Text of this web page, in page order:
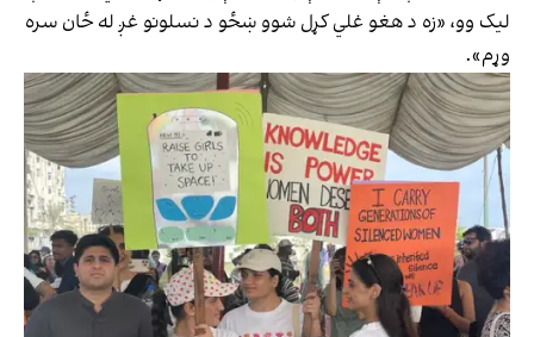
ليک وو، «زه د هغو غلي کړل شوو ښځو د نسلونو غږ له ځان سره
وړم».